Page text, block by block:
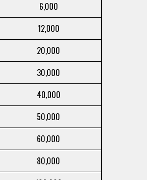
6,000
12,000
20,000
30,000
40,000
50,000
60,000
80,000